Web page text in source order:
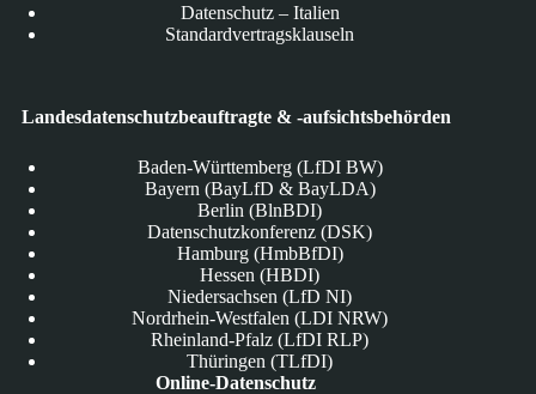
Datenschutz – Italien
Standardvertragsklauseln
Landesdatenschutzbeauftragte & -aufsichtsbehörden
Baden-Württemberg (LfDI BW)
Bayern (BayLfD & BayLDA)
Berlin (BlnBDI)
Datenschutzkonferenz (DSK)
Hamburg (HmbBfDI)
Hessen (HBDI)
Niedersachsen (LfD NI)
Nordrhein-Westfalen (LDI NRW)
Rheinland-Pfalz (LfDI RLP)
Thüringen (TLfDI)
Online-Datenschutz